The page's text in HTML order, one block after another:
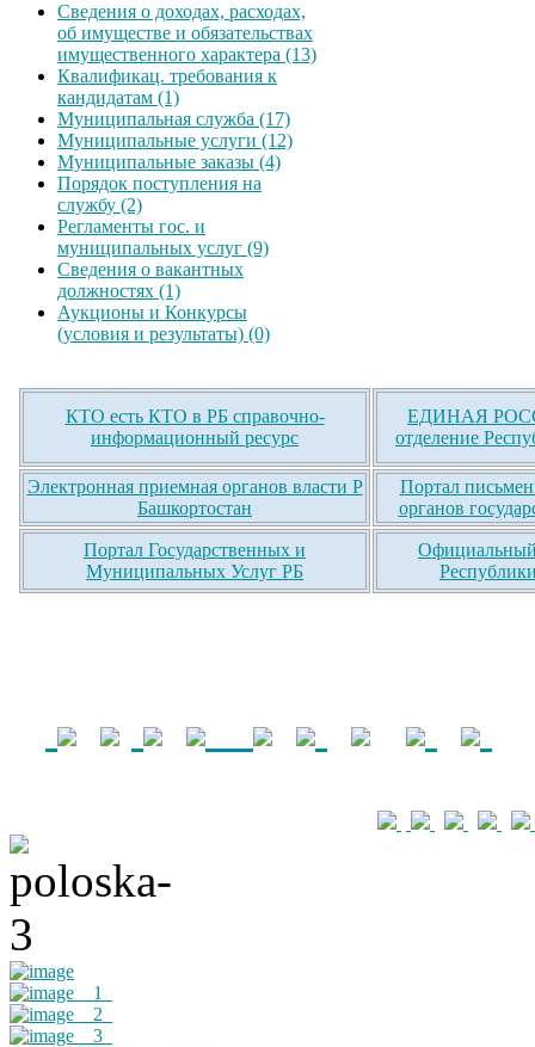
Сведения о доходах, расходах,
об имуществе и обязательствах
имущественного характера (13)
Квалификац. требования к
кандидатам (1)
Муниципальная служба (17)
Муниципальные услуги (12)
Муниципальные заказы (4)
Порядок поступления на
службу (2)
Регламенты гос. и
муниципальных услуг (9)
Сведения о вакантных
должностях (1)
Аукционы и Конкурсы
(условия и результаты) (0)
КТО есть КТО в РБ справочно-
информационный ресурс
ЕДИНАЯ
отделение
Электронная приемная органов власти Р
Башкортостан
Портал
органов
Портал Государственных и
Муниципальных Услуг РБ
Официальный